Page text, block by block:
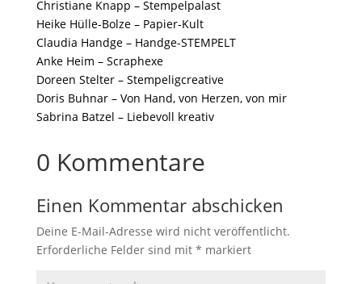
Christiane Knapp – Stempelpalast
Heike Hülle-Bolze – Papier-Kult
Claudia Handge – Handge-STEMPELT
Anke Heim – Scraphexe
Doreen Stelter – Stempeligcreative
Doris Buhnar – Von Hand, von Herzen, von mir
Sabrina Batzel – Liebevoll kreativ
0 Kommentare
Einen Kommentar abschicken
Deine E-Mail-Adresse wird nicht veröffentlicht.
Erforderliche Felder sind mit * markiert